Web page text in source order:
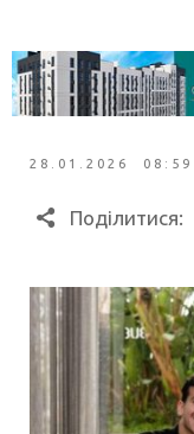
28.01.2026 08:59
Поділитися: